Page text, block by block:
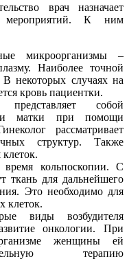
врач назначает
мероприятий. К ним
микроорганизмы –
Наиболее точной
некоторых случаях на
кровь пациентки.
представляет собой
матки при помощи
рассматривает
структур. Также
время кольпоскопии. С
ткань для дальнейшего
Это необходимо для
клеток.
виды возбудителя
онкологии. При
женщины ей
терапию